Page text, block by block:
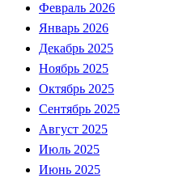
Февраль 2026
Январь 2026
Декабрь 2025
Ноябрь 2025
Октябрь 2025
Сентябрь 2025
Август 2025
Июль 2025
Июнь 2025